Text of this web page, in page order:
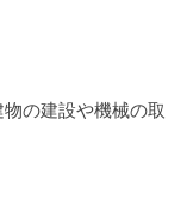
の建設や機械の取